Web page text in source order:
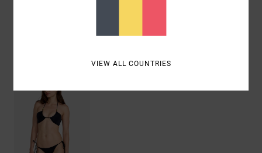
VIEW ALL COUNTRIES